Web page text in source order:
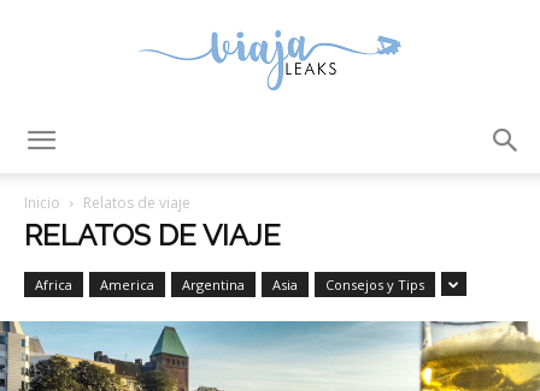
Inicio Relatos de viaje
RELATOS DE VIAJE
Africa America Argentina Asia Consejos y Tips